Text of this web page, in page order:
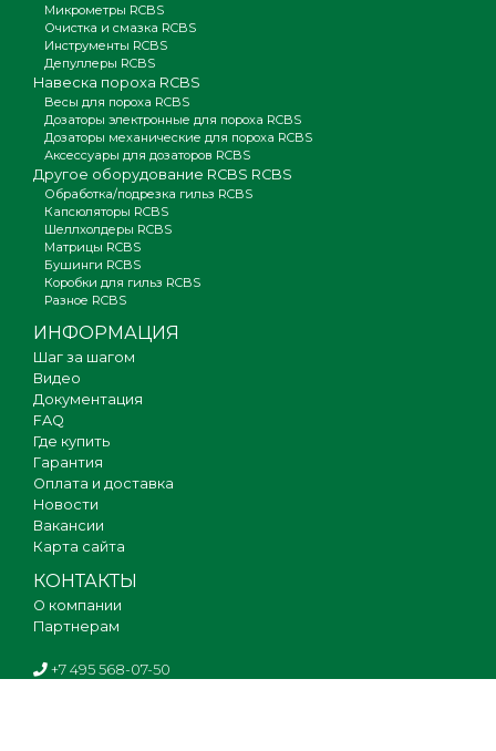
Микрометры RCBS
Очистка и смазка RCBS
Инструменты RCBS
Депуллеры RCBS
Навеска пороха RCBS
Весы для пороха RCBS
Дозаторы электронные для пороха RCBS
Дозаторы механические для пороха RCBS
Аксессуары для дозаторов RCBS
Другое оборудование RCBS RCBS
Обработка/подрезка гильз RCBS
Капсюляторы RCBS
Шеллхолдеры RCBS
Матрицы RCBS
Бушинги RCBS
Коробки для гильз RCBS
Разное RCBS
ИНФОРМАЦИЯ
Шаг за шагом
Видео
Документация
FAQ
Где купить
Гарантия
Оплата и доставка
Новости
Вакансии
Карта сайта
КОНТАКТЫ
О компании
Партнерам
+7 495 568-07-50